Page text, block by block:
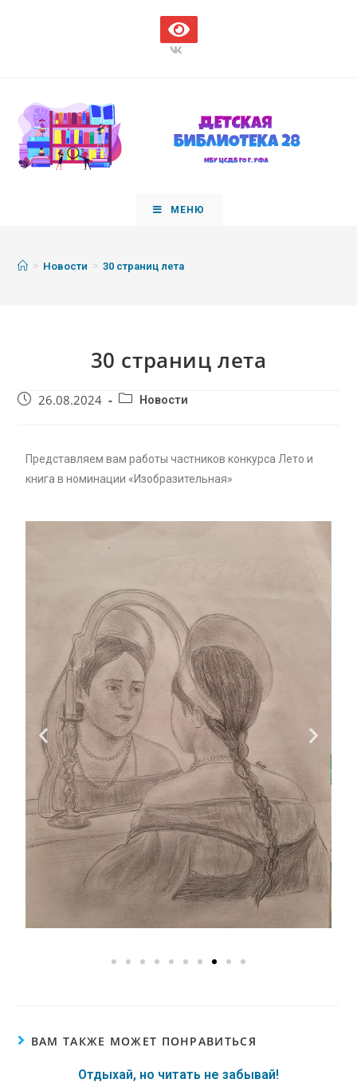
МЕНЮ
> Новости > 30 страниц лета
30 страниц лета
26.08.2024 Новости
Представляем вам работы частников конкурса Лето и
книга в номинации «Изобразительная»
ВАМ ТАКЖЕ МОЖЕТ ПОНРАВИТЬСЯ
Отдыхай, но читать не забывай!